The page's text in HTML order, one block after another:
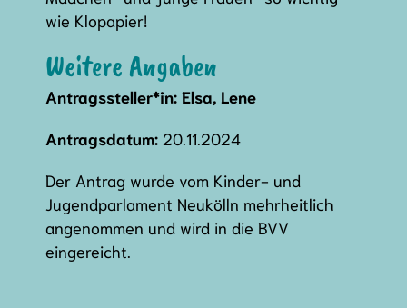
wie Klopapier!
Weitere Angaben
Antragssteller*in: Elsa, Lene
Antragsdatum:20.11.2024
Der Antrag wurde vom Kinder- und
Jugendparlament Neukölln mehrheitlich
angenommen und wird in die BVV
eingereicht.